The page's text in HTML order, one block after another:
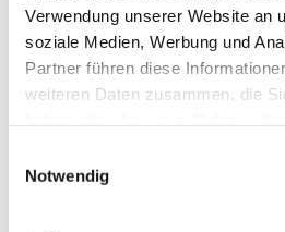
Verwendung unserer Website an
soziale Medien, Werbung und
Partner führen diese
weiteren Daten zusammen, die
Notwendig
Wissenswert
Wissenswert
Die